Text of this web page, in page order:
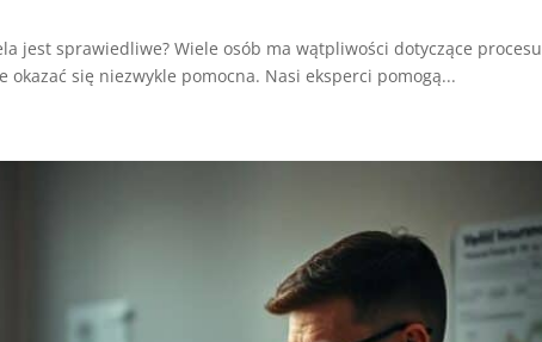
jest sprawiedliwe? Wiele osób ma wątpliwości dotyczące procesu
się niezwykle pomocna. Nasi eksperci pomogą...